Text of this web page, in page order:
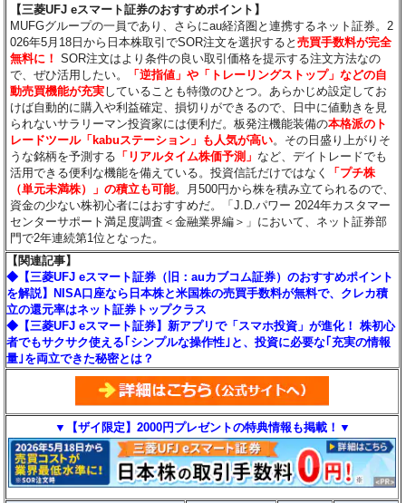
【三菱UFJ eスマート証券のおすすめポイント】
MUFGグループの一員であり、さらにau経済圏と連携するネット証券。2
026年5月18日から日本株取引でSOR注文を選択すると売買手数料が完全
無料に！ SOR注文はより条件の良い取引価格を提示する注文方法なの
で、ぜひ活用したい。
「逆指値」や「トレーリングストップ」などの自
動売買機能が充実していることも特徴のひとつ。あらかじめ設定してお
けば自動的に購入や利益確定、損切りができるので、日中に値動きを見
られないサラリーマン投資家には便利だ。板発注機能装備の本格派のト
レードツール「kabuステーション」も人気が高い。その日盛り上がりそ
うな銘柄を予測する 「リアルタイム株価予測」 など、デイトレードでも
活用できる便利な機能を備えている。投資信託だけではなく
「プチ株
（単元未満株）」の積立も可能。月500円から株を積み立てられるので、
資金の少ない株初心者にはおすすめだ。「J.D.パワー 2024年カスタマー
センターサポート満足度調査＜金融業界編＞」において、ネット証券部
門で2年連続第1位となった。
【関連記事】
◆【三菱UFJ eスマート証券（旧：auカブコム証券）のおすすめポイント
を解説】NISA口座なら日本株と米国株の売買手数料が無料で、クレカ積
立の還元率はネット証券トップクラス
◆【三菱UFJ eスマート証券】新アプリで「スマホ投資」が進化！ 株初心
者でもサクサク使える｢シンプルな操作性｣と、投資に必要な｢充実の情報
量｣を両立できた秘密とは？
▼【ザイ限定】2000円プレゼントの特典情報も掲載！▼